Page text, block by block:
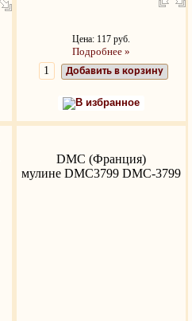
Цена: 117 руб.
Подробнее »
Добавить в корзину
В избранное
DMC (Франция)
мулине DMC3799 DMC-3799